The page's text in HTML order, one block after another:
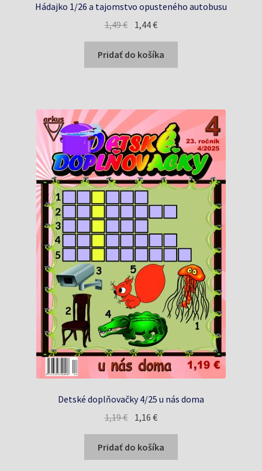
Hádajko 1/26 a tajomstvo opusteného autobusu
1,49€ Pôvodná
bola:
1,49 €.
1,44€Aktuálna
je:
1,44 €.
Pridať do košíka
Detské doplňovačky 4/25 u nás doma
1,19€ Pôvodná
bola:
1,19 €.
1,16€Aktuálna
je:
1,16 €.
Pridať do košíka